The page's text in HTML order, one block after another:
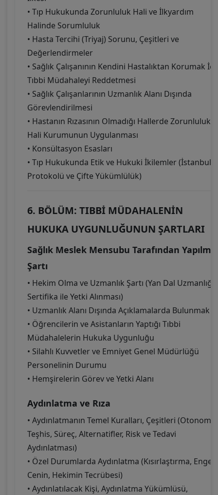
• Tıp Hukukunda Zorunluluk Hali ve İlkyardım
Halinde Sorumluluk
• Hasta Tercihi (Triyaj) Sorunu, Çeşitleri ve
Değerlendirmeler
• Sağlık Çalışanının Kendini Hastalıktan Korumak
Tıbbi Müdahaleyi Reddetmesi
• Sağlık Çalışanlarının Uzmanlık Alanı Dışında
Görevlendirilmesi
• Hastanın Rızasının Olmadığı Hallerde Zorunluluk
Hali Kurumunun Uygulanması
• Konsültasyon Esasları
• Tıp Hukukunda Etik ve Hukuki İkilemler (İstanbul
Protokolü ve Çifte Yükümlülük)
6. BÖLÜM: TIBBİ MÜDAHALENİN
HUKUKA UYGUNLUĞUNUN ŞARTLARI
Sağlık Meslek Mensubu Tarafından Yapılma
Şartı
• Hekim Olma ve Uzmanlık Şartı (Yan Dal Uzmanlığı,
Sertifika ile Yetki Alınması)
• Uzmanlık Alanı Dışında Açıklamalarda Bulunmak
• Öğrencilerin ve Asistanların Yaptığı Tıbbi
Müdahalelerin Hukuka Uygunluğu
• Silahlı Kuvvetler ve Emniyet Genel Müdürlüğü
Personelinin Durumu
• Hemşirelerin Görev ve Yetki Alanı
Aydınlatma ve Rıza
• Aydınlatmanın Temel Kuralları, Çeşitleri (Otonomi,
Teşhis, Süreç, Alternatifler, Risk ve Tedavi
Aydınlatması)
• Özel Durumlarda Aydınlatma (Kısırlaştırma, Engelli
Cenin, Hekimin Tecrübesi)
• Aydınlatılacak Kişi, Aydınlatma Yükümlüsü,